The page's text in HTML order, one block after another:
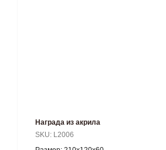
Награда из акрила
SKU: L2006